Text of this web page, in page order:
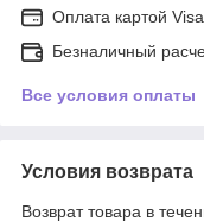
Оплата картой
Безналичный
Все условия оплаты
Условия возврата
Возврат товара в